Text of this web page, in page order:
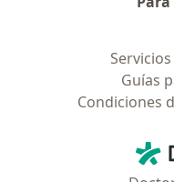
Guías
Condiciones